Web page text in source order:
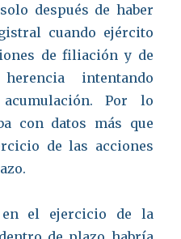
después de haber
cuando ejército
de filiación y de
intentando
Por lo
con datos más que
de las acciones
en el ejercicio de la